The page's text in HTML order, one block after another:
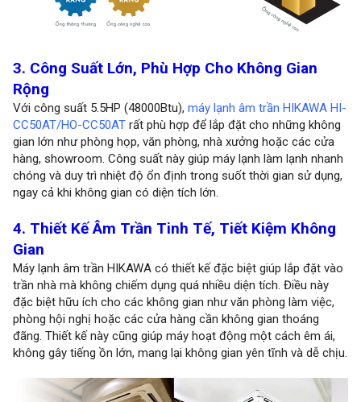
3. Công Suất Lớn, Phù Hợp Cho Không Gian
Rộng
Với công suất 5.5HP (48000Btu), máy lạnh âm trần HIKAWA HI-
CC50AT/HO-CC50ATrất phù hợp để lắp đặt cho những không
gian lớn như phòng họp, văn phòng, nhà xưởng hoặc các cửa
hàng, showroom. Công suất này giúp máy lạnh làm lạnh nhanh
chóng và duy trì nhiệt độ ổn định trong suốt thời gian sử dụng,
ngay cả khi không gian có diện tích lớn.
4. Thiết Kế Âm Trần Tinh Tế, Tiết Kiệm Không
Gian
Máy lạnh âm trần HIKAWA có thiết kế đặc biệt giúp lắp đặt vào
trần nhà mà không chiếm dụng quá nhiều diện tích. Điều này
đặc biệt hữu ích cho các không gian như văn phòng làm việc,
phòng hội nghị hoặc các cửa hàng cần không gian thoáng
đãng. Thiết kế này cũng giúp máy hoạt động một cách êm ái,
không gây tiếng ồn lớn, mang lại không gian yên tĩnh và dễ chịu.